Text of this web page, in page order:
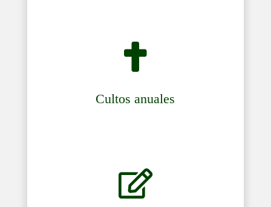

Cultos anuales
